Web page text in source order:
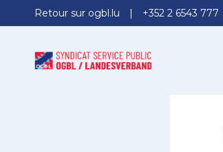
Retour sur ogbl.lu +352 2 6543 777